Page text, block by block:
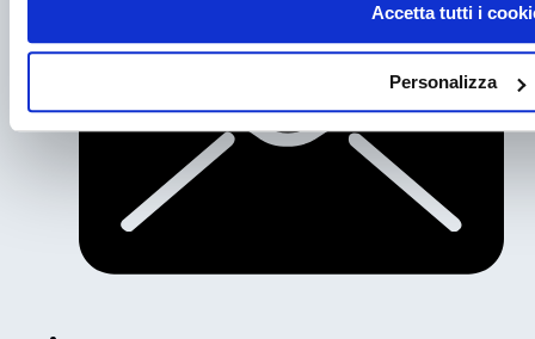
Accetta tutti i
Personalizza